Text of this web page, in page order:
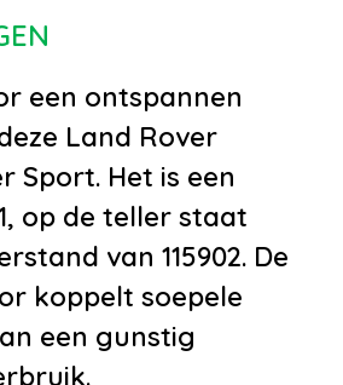
voor en achter
dakkleur
automatisch
elektr. met
elektrisch
een ontspannen
Land Rover
Sport. Het is een
op de teller staat
van 115902. De
koppelt soepele
een gunstig